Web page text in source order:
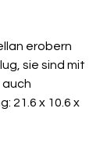
erobern
sie sind mit
auch
21.6 x 10.6 x